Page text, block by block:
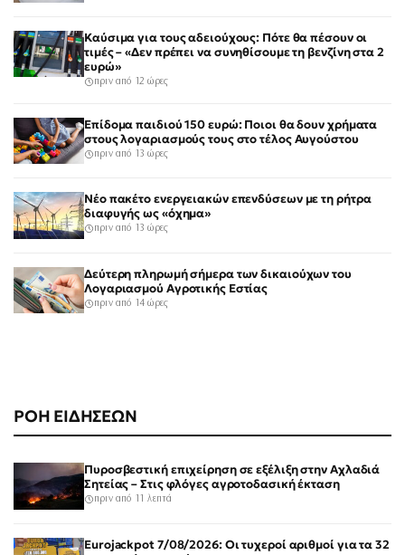
ΡΟΗ ΕΙΔΗΣΕΩΝ
Πυροσβεστική επιχείρηση σε εξέλιξη στην Αχλαδιά
Σητείας – Στις φλόγες αγροτοδασική έκταση
πριν από 11 λεπτά
Eurojackpot 7/08/2026: Οι τυχεροί αριθμοί για τα 32
Καύσιμα για τους αδειούχους: Πότε θα πέσουν οι
τιμές – «Δεν πρέπει να συνηθίσουμε τη βενζίνη στα 2
ευρώ»
πριν από 12 ώρες
Επίδομα παιδιού 150 ευρώ: Ποιοι θα δουν χρήματα
στους λογαριασμούς τους στο τέλος Αυγούστου
πριν από 13 ώρες
Νέο πακέτο ενεργειακών επενδύσεων με τη ρήτρα
διαφυγής ως «όχημα»
πριν από 13 ώρες
Δεύτερη πληρωμή σήμερα των δικαιούχων του
Λογαριασμού Αγροτικής Εστίας
πριν από 14 ώρες